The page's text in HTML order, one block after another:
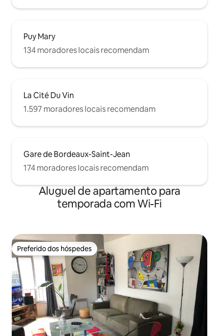
Puy Mary
134 moradores locais recomendam
La Cité Du Vin
1.597 moradores locais recomendam
Gare de Bordeaux-Saint-Jean
174 moradores locais recomendam
Aluguel de apartamento para
temporada com Wi-Fi
Preferido dos hóspedes
Preferido dos hóspedes